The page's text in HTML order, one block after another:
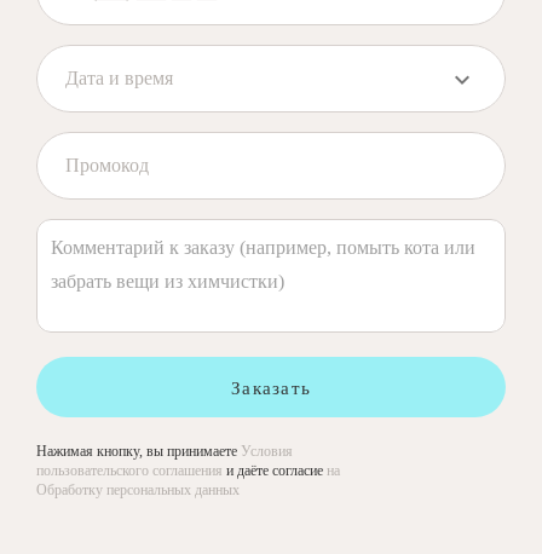
Заказать
Нажимая кнопку, вы принимаете Условия
пользовательского соглашения и даёте согласие на
Обработку персональных данных